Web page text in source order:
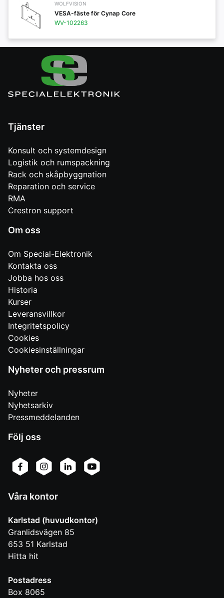
WOLFVISION
VESA-fäste för Cynap Core
WV-102263
Tjänster
Konsult och systemdesign
Logistik och rumspackning
Rack och skåpbyggnation
Reparation och service
RMA
Crestron support
Om oss
Om Special-Elektronik
Kontakta oss
Jobba hos oss
Historia
Kurser
Leveransvillkor
Integritetspolicy
Cookies
Cookiesinställningar
Nyheter och pressrum
Nyheter
Nyhetsarkiv
Pressmeddelanden
Följ oss
Våra kontor
Karlstad (huvudkontor)
Granlidsvägen 85
653 51 Karlstad
Hitta hit
Postadress
Box 8065